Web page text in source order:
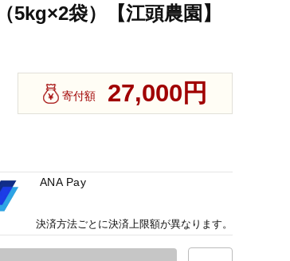
5kg×2袋）【江頭農園】
寄付額 27,000円
ANA Pay
決済方法ごとに決済上限額が異なります。